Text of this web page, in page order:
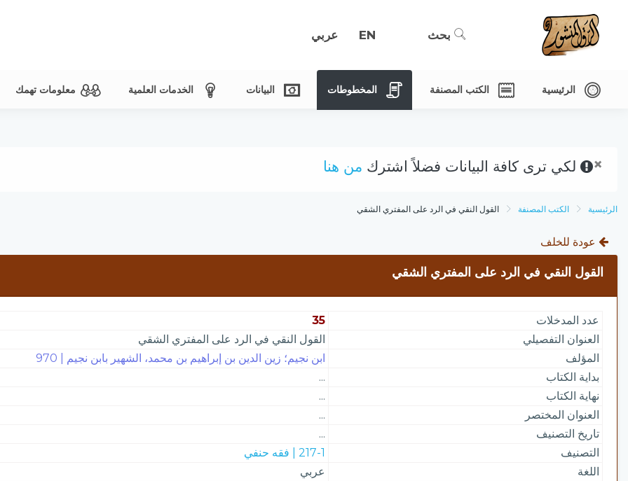
بحث EN عربي
الرئيسية الكتب المصنفة المخطوطات البيانات الخدمات العلمية معلومات تهمك
× لكي ترى كافة البيانات فضلاً اشترك من هنا
الرئيسية الكتب المصنفة القول النقي في الرد على المفتري الشقي
عودة للخلف
القول النقي في الرد على المفتري الشقي
عدد المدخلات
35
العنوان التفصيلي
القول النقي في الرد على المفتري الشقي
المؤلف
ابن نجيم؛ زين الدين بن إبراهيم بن محمد، الشهير بابن نجيم | 970
بداية الكتاب
...
نهاية الكتاب
...
العنوان المختصر
...
تاريخ التصنيف
...
التصنيف
217-1 | فقه حنفي
اللغة
عربي